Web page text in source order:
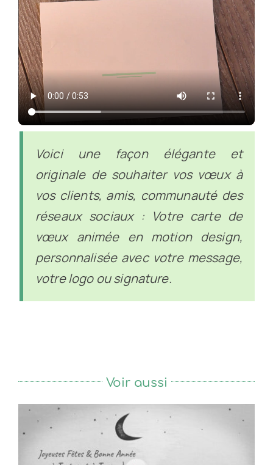
Boutique
Audit – Contact
Voici une façon élégante et
originale de souhaiter vos vœux à
vos clients, amis, communauté des
réseaux sociaux : Votre carte de
vœux animée en motion design,
personnalisée avec votre message,
votre logo ou signature.
Voir aussi